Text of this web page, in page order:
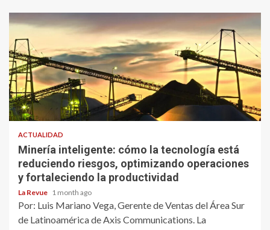
ACTUALIDAD
Minería inteligente: cómo la tecnología está
reduciendo riesgos, optimizando operaciones
y fortaleciendo la productividad
La Revue 1 month ago
Por: Luis Mariano Vega, Gerente de Ventas del Área Sur
de Latinoamérica de Axis Communications. La